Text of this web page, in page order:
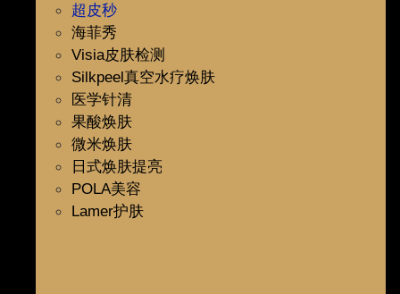
超皮秒
海菲秀
Visia皮肤检测
Silkpeel真空水疗焕肤
医学针清
果酸焕肤
微米焕肤
日式焕肤提亮
POLA美容
Lamer护肤